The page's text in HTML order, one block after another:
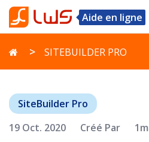
Aide en ligne
SITEBUILDER PRO
SiteBuilder Pro
19 Oct. 2020
Créé Par